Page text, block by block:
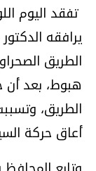
تفقد اليوم
يرافقه
الطريق
هبوط، بعد أن
الطريق،
أعاق حركة